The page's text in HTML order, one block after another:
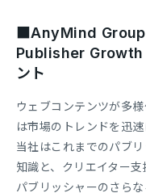
■AnyMind
Publisher Growth
ント
ウェブコンテンツが多
は市場のトレンドを迅
当社はこれまでのパブ
知識と、クリエイター
パブリッシャーのさら